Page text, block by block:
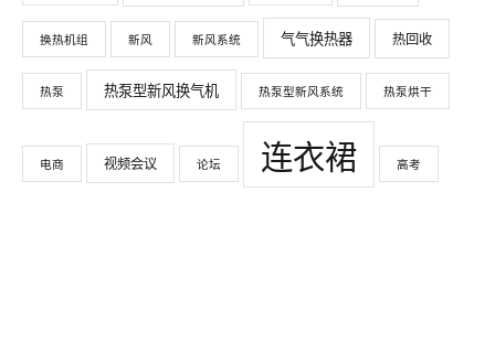
换热机组 新风 新风系统 气气换热器 热回收
热泵 热泵型新风换气机 热泵型新风系统 热泵烘干
电商 视频会议 论坛 连衣裙 高考